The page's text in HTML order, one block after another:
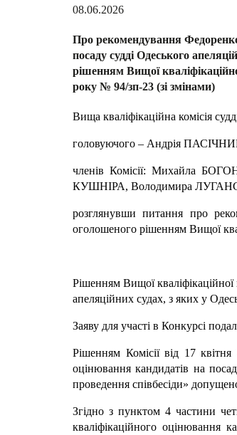
08.06.2026
Про рекомендування
посаду судді Одеського
рішенням Вищої
року № 94/зп-23 (зі змінами)
Вища кваліфікаційна комісія
головуючого – Андрія
членів Комісії: Михайла
КУШНІРА, Володимира
розглянувши питання про
оголошеного рішенням Вищої
Рішенням Вищої
апеляційних судах, з яких у
Заяву для участі в Конкурсі
Рішенням Комісії від 17
оцінювання кандидатів на
проведення співбесіди»
Згідно з пунктом 4 частини
кваліфікаційного оцінювання